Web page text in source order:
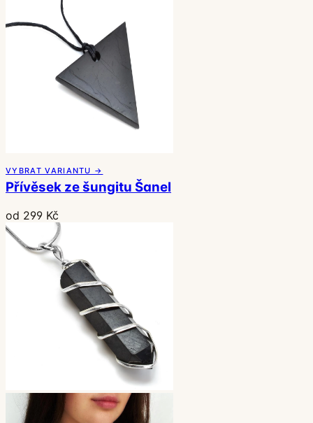
VYBRAT VARIANTU →
Přívěsek ze šungitu Šanel
od 299 Kč